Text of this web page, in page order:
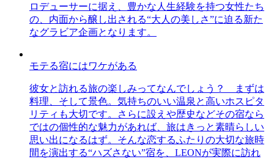
ロデューサーに据え、豊かな人生経験を持つ女性たち
の、内面から醸し出される“大人の美しさ”に迫る新た
なグラビア企画となります。
モテる宿にはワケがある
彼女と訪れる旅の楽しみってなんでしょう？ まずは
料理、そして景色。気持ちのいい温泉と高いホスピタ
リティも大切です。さらに設えや歴史などその宿なら
ではの個性的な魅力があれば、旅はきっと素晴らしい
思い出になるはず。そんな恋するふたりの大切な旅時
間を演出する“ハズさない”宿を、LEONが実際に訪れ